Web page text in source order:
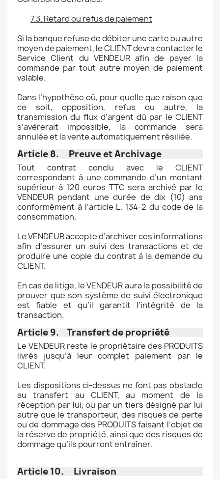
7.3. Retard ou refus de paiement
Si la banque refuse de débiter une carte ou autre
moyen de paiement, le CLIENT devra contacter le
Service Client du VENDEUR afin de payer la
commande par tout autre moyen de paiement
valable.
Dans l’hypothèse où, pour quelle que raison que
ce soit, opposition, refus ou autre, la
transmission du flux d’argent dû par le CLIENT
s’avèrerait impossible, la commande sera
annulée et la vente automatiquement résiliée.
Article 8. Preuve et Archivage
Tout contrat conclu avec le CLIENT
correspondant à une commande d’un montant
supérieur à 120 euros TTC sera archivé par le
VENDEUR pendant une durée de dix (10) ans
conformément à l’article L. 134-2 du code de la
consommation.
Le VENDEUR accepte d’archiver ces informations
afin d’assurer un suivi des transactions et de
produire une copie du contrat à la demande du
CLIENT.
En cas de litige, le VENDEUR aura la possibilité de
prouver que son système de suivi électronique
est fiable et qu’il garantit l’intégrité de la
transaction.
Article 9. Transfert de propriété
Le VENDEUR reste le propriétaire des PRODUITS
livrés jusqu’à leur complet paiement par le
CLIENT.
Les dispositions ci-dessus ne font pas obstacle
au transfert au CLIENT, au moment de la
réception par lui, ou par un tiers désigné par lui
autre que le transporteur, des risques de perte
ou de dommage des PRODUITS faisant l’objet de
la réserve de propriété, ainsi que des risques de
dommage qu’ils pourront entraîner.
Article 10. Livraison